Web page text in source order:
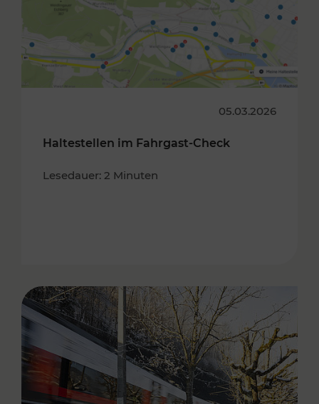
05.03.2026
Haltestellen im Fahrgast-Check
Lesedauer: 2 Minuten